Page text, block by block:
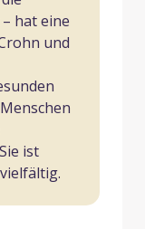
hat eine
und
ist